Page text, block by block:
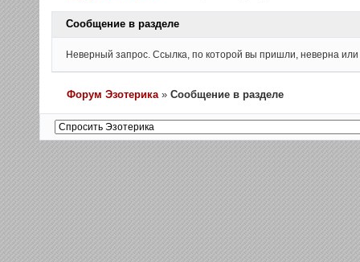
Сообщение в разделе
Неверный запрос. Ссылка, по которой вы пришли, неверна или
Форум Эзотерика »Сообщение в разделе